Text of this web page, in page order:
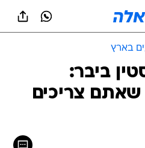
בארץ
ביבר:
צריכים